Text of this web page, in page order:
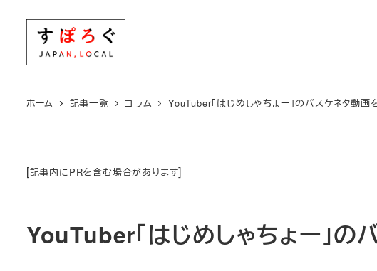
ホーム 記事一覧 コラム YouTuber「はじめしゃちょー」のバスケネタ動画
[記事内にPRを含む場合があります]
YouTuber「はじめしゃちょー」